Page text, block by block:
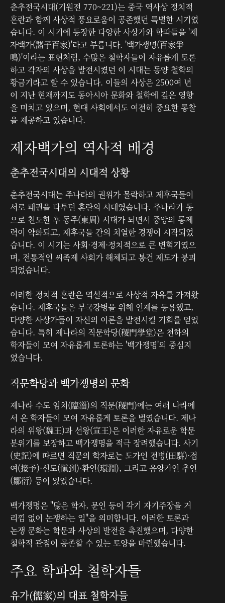
춘추전국시대(기원전 770~221)는 중국 역사상 정치적
혼란과 함께 사상적 풍요로움이 공존했던 특별한 시기였
습니다. 이 시기에 등장한 다양한 사상가와 학파들을 '제
자백가(諸子百家)'라고 부릅니다. '백가쟁명(百家爭
鳴)'이라는 표현처럼, 수많은 철학자들이 자유롭게 토론
하고 각자의 사상을 발전시켰던 이 시대는 동양 철학의
황금기라고 할 수 있습니다. 이들의 사상은 2500여 년
이 지난 현재까지도 동아시아 문화와 철학에 깊은 영향
을 미치고 있으며, 현대 사회에서도 여전히 중요한 통찰
을 제공하고 있습니다.
제자백가의 역사적 배경
춘추전국시대의 시대적 상황
춘추전국시대는 주나라의 권위가 몰락하고 제후국들이
서로 패권을 다투던 혼란의 시대였습니다. 주나라가 동
으로 천도한 후 동주(東周) 시대가 되면서 중앙의 통제
력이 약화되고, 제후국들 간의 치열한 경쟁이 시작되었
습니다. 이 시기는 사회·경제·정치적으로 큰 변혁기였으
며, 전통적인 씨족제 사회가 해체되고 봉건 제도가 붕괴
되었습니다.
이러한 정치적 혼란은 역설적으로 사상적 자유를 가져왔
습니다. 제후국들은 부국강병을 위해 인재를 등용했고,
다양한 사상가들이 자신의 이론을 발전시킬 기회를 얻었
습니다. 특히 제나라의 직문학당(稷門學堂)은 천하의
학자들이 모여 자유롭게 토론하는 '백가쟁명'의 중심지
였습니다.
직문학당과 백가쟁명의 문화
제나라 수도 임치(臨淄)의 직문(稷門)에는 여러 나라에
서 온 학자들이 모여 자유롭게 토론을 벌였습니다. 제나
라의 위왕(魏王)과 선왕(宣王)은 이러한 자유로운 학문
분위기를 보장하고 백가쟁명을 적극 장려했습니다. 사기
(史記)에 따르면 직문의 학자로는 도가인 전병(田騈)·접
여(接予)·신도(愼到)·환연(環淵), 그리고 음양가인 추연
(鄒衍) 등이 있었습니다.
백가쟁명은 "많은 학자, 문인 등이 각기 자기주장을 거
리낌 없이 논쟁하는 일"을 의미합니다. 이러한 토론과
논쟁 문화는 학문과 사상의 발전을 촉진했으며, 다양한
철학적 관점이 공존할 수 있는 토양을 마련했습니다.
주요 학파와 철학자들
유가(儒家)의 대표 철학자들